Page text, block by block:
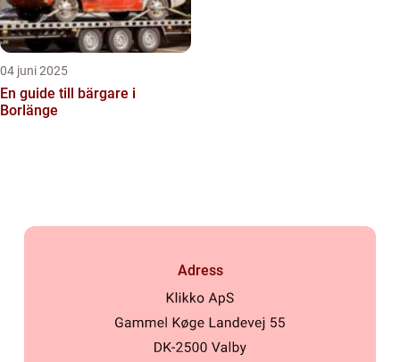
04 juni 2025
En guide till bärgare i
Borlänge
Adress